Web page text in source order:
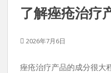
了解痤疮治疗
2026年7月6日
痤疮治疗产品的成分很大